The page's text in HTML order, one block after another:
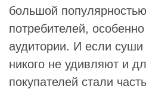
большой
потребителей,
аудитории. И если
никого не удивляют и
покупателей стали